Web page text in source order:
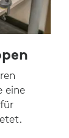
eine